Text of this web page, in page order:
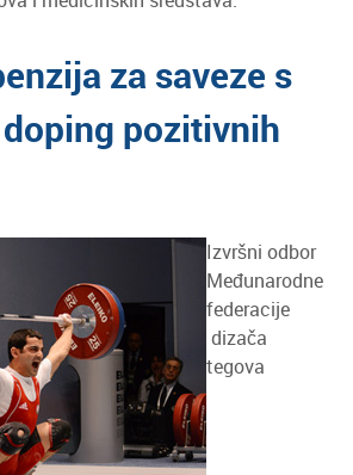
za saveze s
pozitivnih
Izvršni odbor
Međunarodne
federacije
dizača
tegova